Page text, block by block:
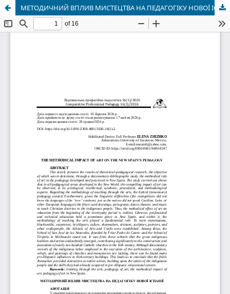
МЕТОДИЧНИЙ ВПЛИВ МИСТЕЦТВА НА ПЕДАГОГІКУ НОВОЇ ІСПАНІЇ